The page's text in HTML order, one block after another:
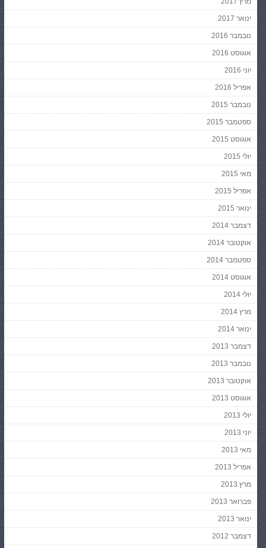
ינואר 2017
נובמבר 2016
אוגוסט 2016
יוני 2016
אפריל 2016
נובמבר 2015
ספטמבר 2015
אוגוסט 2015
יולי 2015
מאי 2015
אפריל 2015
ינואר 2015
דצמבר 2014
אוקטובר 2014
ספטמבר 2014
אוגוסט 2014
יולי 2014
מרץ 2014
ינואר 2014
דצמבר 2013
נובמבר 2013
אוקטובר 2013
אוגוסט 2013
יולי 2013
יוני 2013
מאי 2013
אפריל 2013
מרץ 2013
פברואר 2013
ינואר 2013
דצמבר 2012